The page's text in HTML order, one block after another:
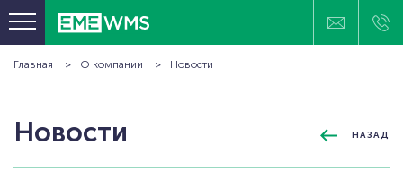
Главная О компании Новости
Новости НАЗАД
КЛИЕНТЫ
ПРОЕКТЫ